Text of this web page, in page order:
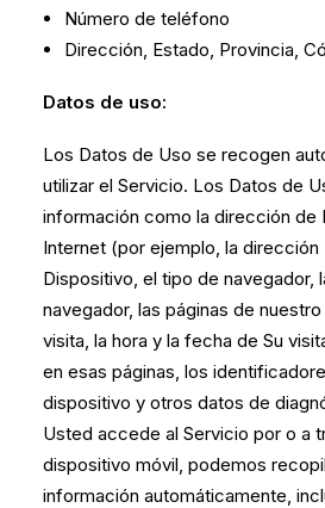
Número de teléfono
Dirección, Estado, Provincia,
Datos de uso:
Los Datos de Uso se recogen
utilizar el Servicio. Los Datos de
información como la dirección de
Internet (por ejemplo, la dirección
Dispositivo, el tipo de navegador,
navegador, las páginas de
visita, la hora y la fecha de Su
en esas páginas, los
dispositivo y otros datos de
Usted accede al Servicio por o a
dispositivo móvil, podemos
información automáticamente,